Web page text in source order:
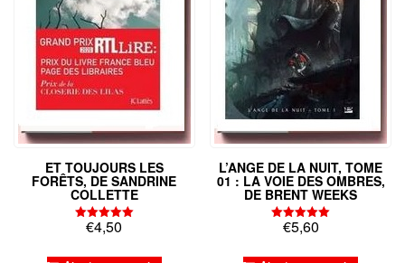
ET TOUJOURS LES
FORÊTS, DE SANDRINE
COLLETTE
Note
5.00
€4,50
L’ANGE DE LA NUIT, TOME
01 : LA VOIE DES OMBRES,
DE BRENT WEEKS
Note
5.00
€5,60